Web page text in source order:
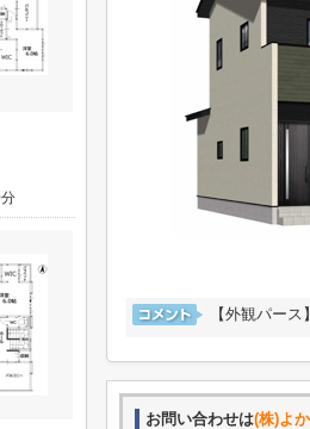
【外観パース】
お問い合わせは(株)よ